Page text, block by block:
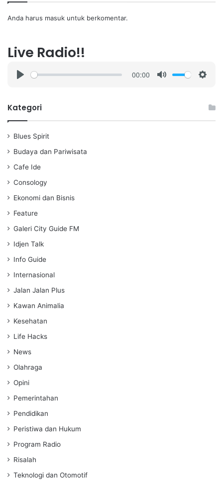
Anda harus masuk untuk berkomentar.
Live Radio!!
a
00:00
Kategori
Blues Spirit
Budaya dan Pariwisata
Cafe Ide
Consology
Ekonomi dan Bisnis
Feature
Galeri City Guide FM
Idjen Talk
Info Guide
Internasional
Jalan Jalan Plus
Kawan Animalia
Kesehatan
Life Hacks
News
Olahraga
Opini
Pemerintahan
Pendidikan
Peristiwa dan Hukum
Program Radio
Risalah
Teknologi dan Otomotif